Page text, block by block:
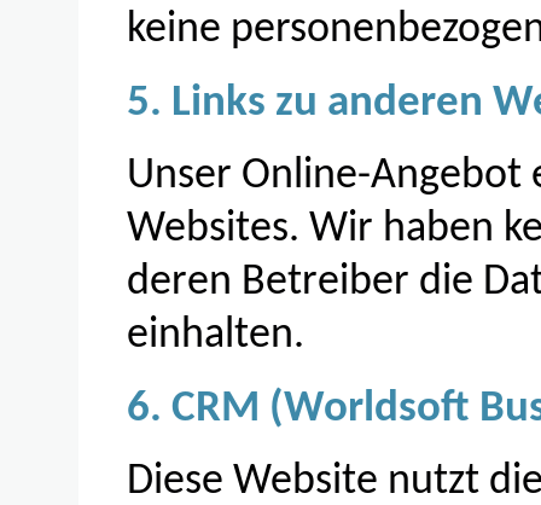
keine
5. Links zu anderen
Unser Online-Angebot
Websites. Wir haben
deren Betreiber die
einhalten.
6. CRM (Worldsoft
Diese Website nutzt